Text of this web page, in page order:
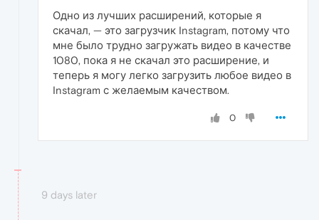
Одно из лучших расширений, которые я
скачал, — это загрузчик Instagram, потому что
мне было трудно загружать видео в качестве
1080, пока я не скачал это расширение, и
теперь я могу легко загрузить любое видео в
Instagram с желаемым качеством.
0
9 days later